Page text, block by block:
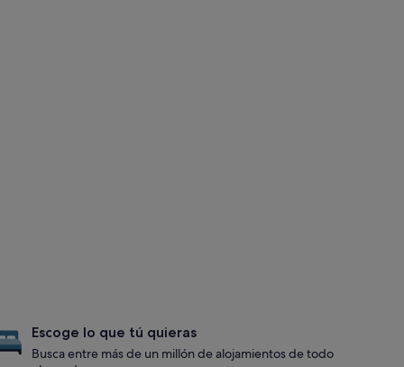
Escoge lo que tú quieras
Busca entre más de un millón de alojamientos de todo